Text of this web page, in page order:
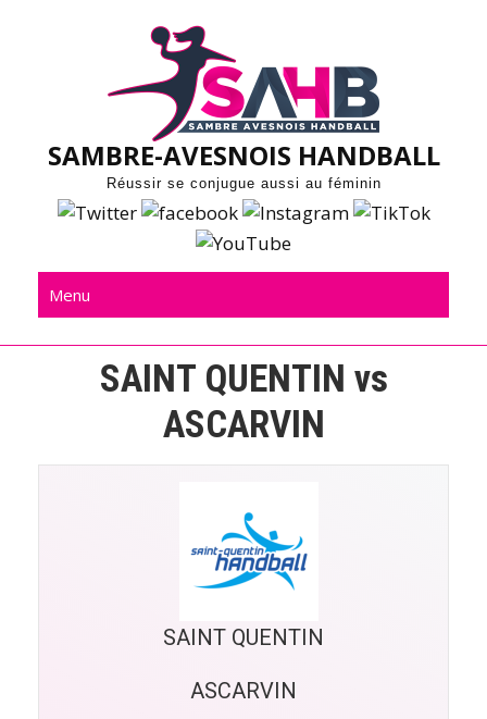
SAMBRE-AVESNOIS HANDBALL
Réussir se conjugue aussi au féminin
Menu
SAINT QUENTIN vs
ASCARVIN
SAINT QUENTIN
ASCARVIN